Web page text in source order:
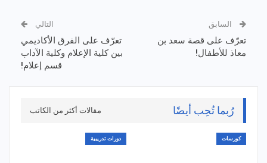
السابق
تعرّف على قصة سعد بن
معاذ للأطفال!
التالي
تعرّف على الفرق الأكاديمي
بين كلية الإعلام وكلية الآداب
قسم إعلام!
رُبما تُحِب أيضًا مقالات أكثر من الكاتب
كورسات دورات تدريبية